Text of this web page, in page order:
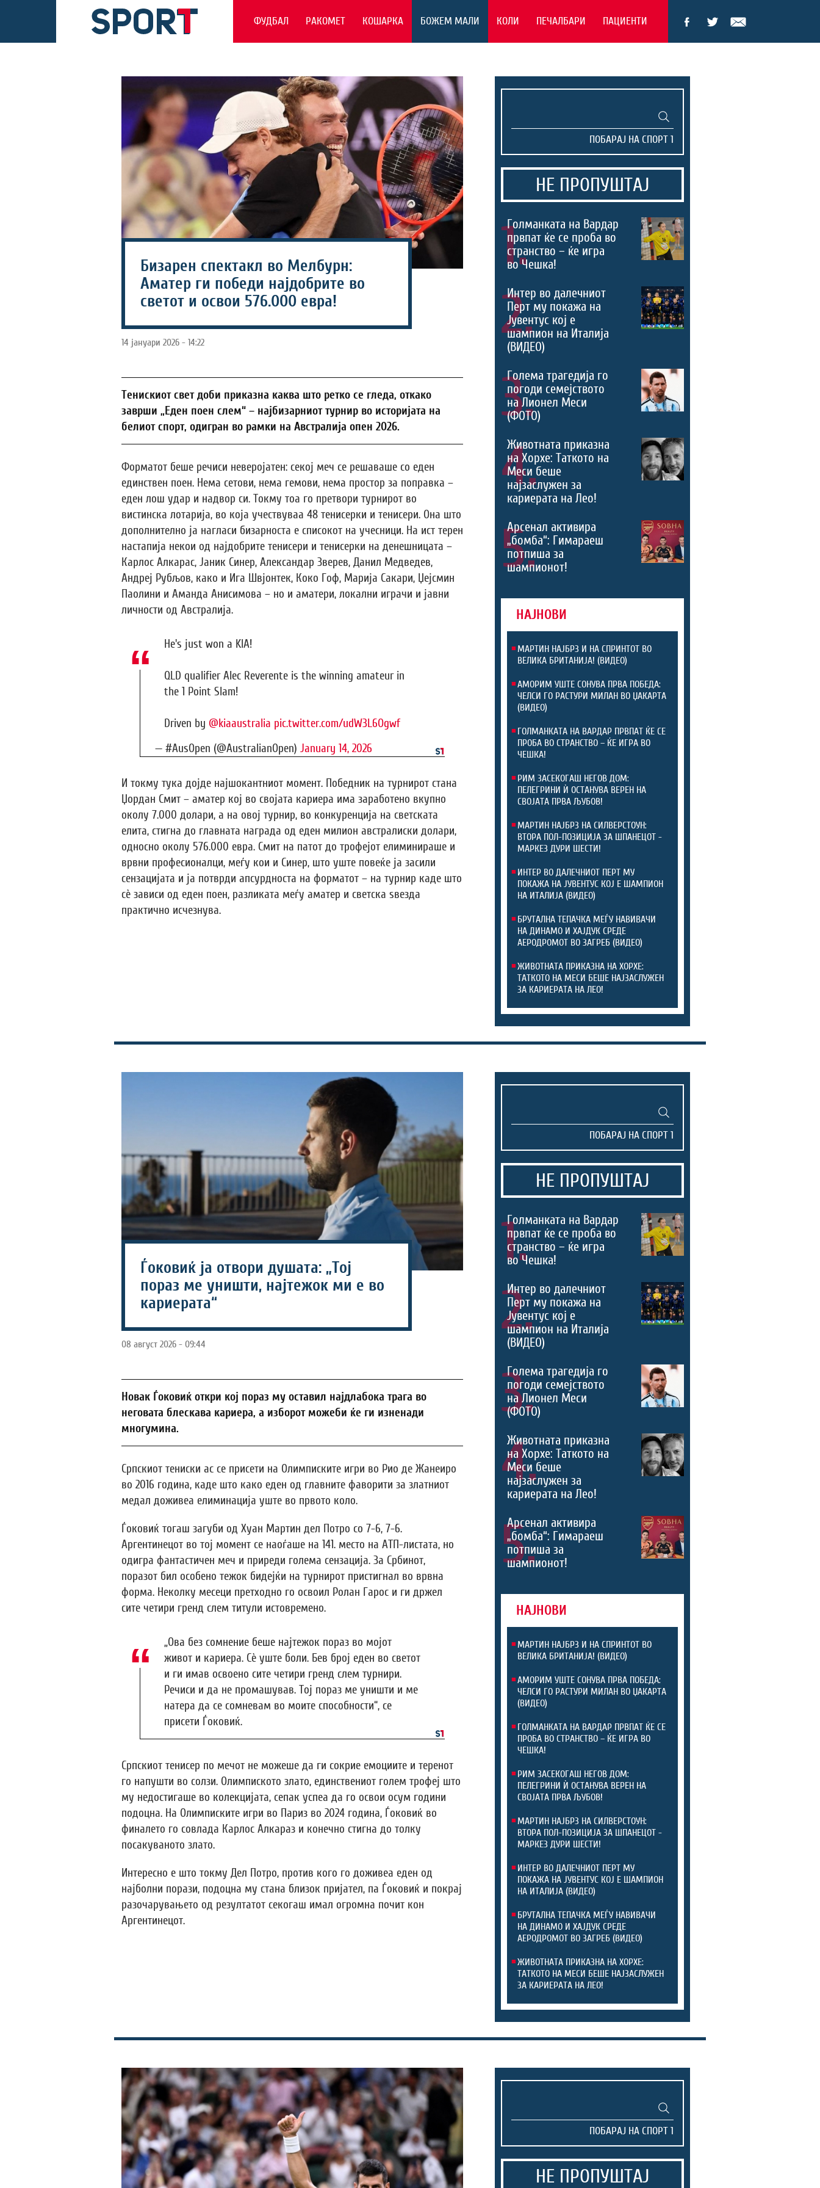
ФУДБАЛ РАКОМЕТ КОШАРКА БОЖЕМ МАЛИ КОЛИ ПЕЧАЛБАРИ ПАЦИЕНТИ
Бизарен спектакл во Мелбурн:
Аматер ги победи најдобрите во
светот и освои 576.000 евра!
14 јануари 2026 - 14:22
Тенискиот свет доби приказна каква што ретко се гледа, откако
заврши „Еден поен слем“ – најбизарниот турнир во историјата на
белиот спорт, одигран во рамки на Австралија опен 2026.
Форматот беше речиси неверојатен: секој меч се решаваше со еден
единствен поен. Нема сетови, нема гемови, нема простор за поправка –
еден лош удар и надвор си. Токму тоа го претвори турнирот во
вистинска лотарија, во која учествуваа 48 тенисерки и тенисери. Она што
дополнително ја нагласи бизарноста е списокот на учесници. На ист терен
настапија некои од најдобрите тенисери и тенисерки на денешницата –
Карлос Алкарас, Јаник Синер, Александар Зверев, Данил Медведев,
Андреј Рубљов, како и Ига Швјонтек, Коко Гоф, Марија Сакари, Џејсмин
Паолини и Аманда Анисимова – но и аматери, локални играчи и јавни
личности од Австралија.
He's just won a KIA!
QLD qualifier Alec Reverente is the winning amateur in
the 1 Point Slam!
Driven by @kiaaustralia pic.twitter.com/udW3L6Ogwf
— #AusOpen (@AustralianOpen) January 14, 2026
И токму тука дојде најшокантниот момент. Победник на турнирот стана
Џордан Смит – аматер кој во својата кариера има заработено вкупно
околу 7.000 долари, а на овој турнир, во конкуренција на светската
елита, стигна до главната награда од еден милион австралиски долари,
односно околу 576.000 евра. Смит на патот до трофејот елиминираше и
врвни професионалци, меѓу кои и Синер, што уште повеќе ја засили
сензацијата и ја потврди апсурдноста на форматот – на турнир каде што
сè зависи од еден поен, разликата меѓу аматер и светска ѕвезда
практично исчезнува.
НЕ ПРОПУШТАЈ
1.
Голманката на Вардар
првпат ќе се проба во
странство – ќе игра
во Чешка!
2.
Интер во далечниот
Перт му покажа на
Јувентус кој е
шампион на Италија
(ВИДЕО)
3.
Голема трагедија го
погоди семејството
на Лионел Меси
(ФОТО)
4.
Животната приказна
на Хорхе: Таткото на
Меси беше
најзаслужен за
кариерата на Лео!
5.
Арсенал активира
„бомба“: Гимараеш
потпиша за
шампионот!
НАЈНОВИ
МАРТИН НАЈБРЗ И НА СПРИНТОТ ВО
ВЕЛИКА БРИТАНИЈА! (ВИДЕО)
АМОРИМ УШТЕ СОНУВА ПРВА ПОБЕДА:
ЧЕЛСИ ГО РАСТУРИ МИЛАН ВО ЏАКАРТА
(ВИДЕО)
ГОЛМАНКАТА НА ВАРДАР ПРВПАТ ЌЕ СЕ
ПРОБА ВО СТРАНСТВО – ЌЕ ИГРА ВО
ЧЕШКА!
РИМ ЗАСЕКОГАШ НЕГОВ ДОМ:
ПЕЛЕГРИНИ Ѝ ОСТАНУВА ВЕРЕН НА
СВОЈАТА ПРВА ЉУБОВ!
МАРТИН НАЈБРЗ НА СИЛВЕРСТОУН:
ВТОРА ПОЛ-ПОЗИЦИЈА ЗА ШПАНЕЦОТ -
МАРКЕЗ ДУРИ ШЕСТИ!
ИНТЕР ВО ДАЛЕЧНИОТ ПЕРТ МУ
ПОКАЖА НА ЈУВЕНТУС КОЈ Е ШАМПИОН
НА ИТАЛИЈА (ВИДЕО)
БРУТАЛНА ТЕПАЧКА МЕЃУ НАВИВАЧИ
НА ДИНАМО И ХАЈДУК СРЕДЕ
АЕРОДРОМОТ ВО ЗАГРЕБ (ВИДЕО)
ЖИВОТНАТА ПРИКАЗНА НА ХОРХЕ:
ТАТКОТО НА МЕСИ БЕШЕ НАЈЗАСЛУЖЕН
ЗА КАРИЕРАТА НА ЛЕО!
Ѓоковиќ ја отвори душата: „Тој
пораз ме уништи, најтежок ми е во
кариерата“
08 август 2026 - 09:44
Новак Ѓоковиќ откри кој пораз му оставил најдлабока трага во
неговата блескава кариера, а изборот можеби ќе ги изненади
многумина.
Српскиот тениски ас се присети на Олимписките игри во Рио де Жанеиро
во 2016 година, каде што како еден од главните фаворити за златниот
медал доживеа елиминација уште во првото коло.
Ѓоковиќ тогаш загуби од Хуан Мартин дел Потро со 7-6, 7-6.
Аргентинецот во тој момент се наоѓаше на 141. место на АТП-листата, но
одигра фантастичен меч и приреди голема сензација. За Србинот,
поразот бил особено тежок бидејќи на турнирот пристигнал во врвна
форма. Неколку месеци претходно го освоил Ролан Гарос и ги држел
сите четири гренд слем титули истовремено.
„Ова без сомнение беше најтежок пораз во мојот
живот и кариера. Сè уште боли. Бев број еден во светот
и ги имав освоено сите четири гренд слем турнири.
Речиси и да не промашував. Тој пораз ме уништи и ме
натера да се сомневам во моите способности“, се
присети Ѓоковиќ.
Српскиот тенисер по мечот не можеше да ги сокрие емоциите и теренот
го напушти во солзи. Олимпиското злато, единствениот голем трофеј што
му недостигаше во колекцијата, сепак успеа да го освои осум години
подоцна. На Олимписките игри во Париз во 2024 година, Ѓоковиќ во
финалето го совлада Карлос Алкараз и конечно стигна до толку
посакуваното злато.
Интересно е што токму Дел Потро, против кого го доживеа еден од
најболни порази, подоцна му стана близок пријател, па Ѓоковиќ и покрај
разочарувањето од резултатот секогаш имал огромна почит кон
Аргентинецот.
НЕ ПРОПУШТАЈ
1.
Голманката на Вардар
првпат ќе се проба во
странство – ќе игра
во Чешка!
2.
Интер во далечниот
Перт му покажа на
Јувентус кој е
шампион на Италија
(ВИДЕО)
3.
Голема трагедија го
погоди семејството
на Лионел Меси
(ФОТО)
4.
Животната приказна
на Хорхе: Таткото на
Меси беше
најзаслужен за
кариерата на Лео!
5.
Арсенал активира
„бомба“: Гимараеш
потпиша за
шампионот!
НАЈНОВИ
МАРТИН НАЈБРЗ И НА СПРИНТОТ ВО
ВЕЛИКА БРИТАНИЈА! (ВИДЕО)
АМОРИМ УШТЕ СОНУВА ПРВА ПОБЕДА:
ЧЕЛСИ ГО РАСТУРИ МИЛАН ВО ЏАКАРТА
(ВИДЕО)
ГОЛМАНКАТА НА ВАРДАР ПРВПАТ ЌЕ СЕ
ПРОБА ВО СТРАНСТВО – ЌЕ ИГРА ВО
ЧЕШКА!
РИМ ЗАСЕКОГАШ НЕГОВ ДОМ:
ПЕЛЕГРИНИ Ѝ ОСТАНУВА ВЕРЕН НА
СВОЈАТА ПРВА ЉУБОВ!
МАРТИН НАЈБРЗ НА СИЛВЕРСТОУН:
ВТОРА ПОЛ-ПОЗИЦИЈА ЗА ШПАНЕЦОТ -
МАРКЕЗ ДУРИ ШЕСТИ!
ИНТЕР ВО ДАЛЕЧНИОТ ПЕРТ МУ
ПОКАЖА НА ЈУВЕНТУС КОЈ Е ШАМПИОН
НА ИТАЛИЈА (ВИДЕО)
БРУТАЛНА ТЕПАЧКА МЕЃУ НАВИВАЧИ
НА ДИНАМО И ХАЈДУК СРЕДЕ
АЕРОДРОМОТ ВО ЗАГРЕБ (ВИДЕО)
ЖИВОТНАТА ПРИКАЗНА НА ХОРХЕ:
ТАТКОТО НА МЕСИ БЕШЕ НАЈЗАСЛУЖЕН
ЗА КАРИЕРАТА НА ЛЕО!
НЕ ПРОПУШТАЈ